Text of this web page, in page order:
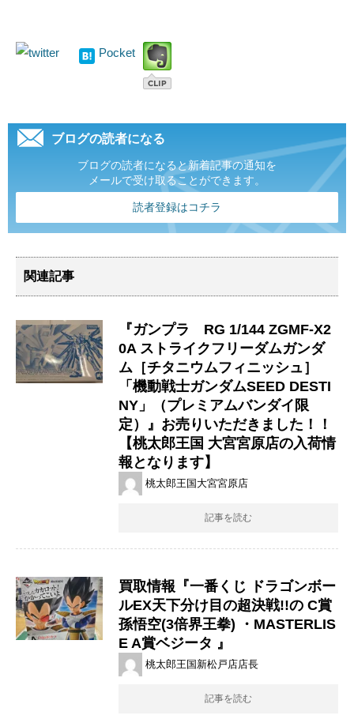
Pocket
ブログの読者になる
ブログの読者になると新着記事の通知を
メールで受け取ることができます。
読者登録はコチラ
関連記事
『ガンプラ RG 1/144 ​ZGMF-X2
0A ​ストライクフリーダムガンダ
ム​［チタニウムフィニッシュ］
「機動戦士ガンダムSEED ​DESTI
NY」（プレミアムバンダイ限
定）』お売りいただきました！！
【桃太郎王国 大宮宮原店の入荷情
報となります】
桃太郎王国大宮宮原店
記事を読む
買取情報『一番くじ ​ドラゴンボー
ルEX天下分け目の超決戦!!の ​C賞 ​
孫悟空(3倍界王拳) ・​MASTERLIS
E ​A賞ベジータ 』
桃太郎王国新松戸店店長
記事を読む